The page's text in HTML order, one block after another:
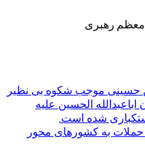
معظم رهبری
حسینی موجب شکوه بی نظیر
الحسین علیه
شده است.
حملات به کشورهای محور